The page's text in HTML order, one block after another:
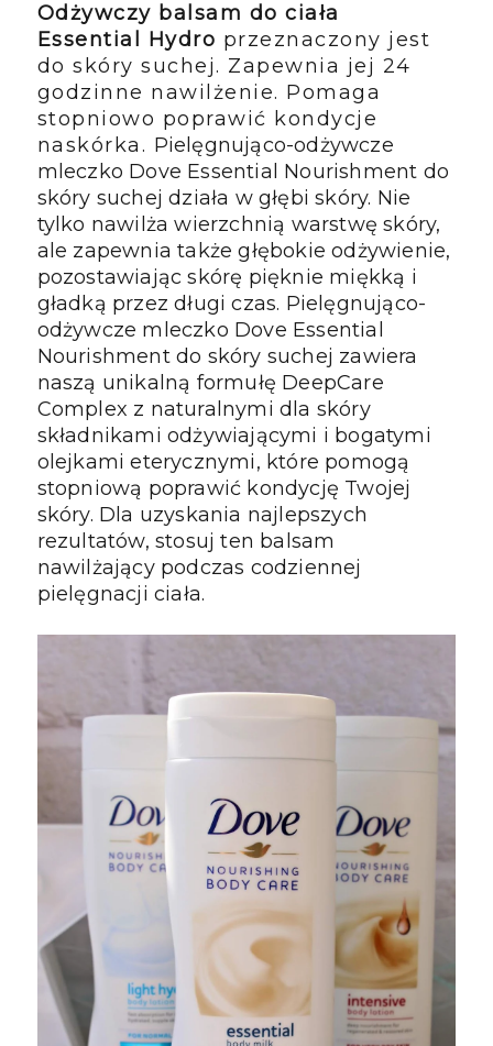
Odżywczy balsam do ciała
Essential Hydro przeznaczony jest
do skóry suchej. Zapewnia jej 24
godzinne nawilżenie. Pomaga
stopniowo poprawić kondycje
naskórka. Pielęgnująco-odżywcze
mleczko Dove Essential Nourishment do
skóry suchej działa w głębi skóry. Nie
tylko nawilża wierzchnią warstwę skóry,
ale zapewnia także głębokie odżywienie,
pozostawiając skórę pięknie miękką i
gładką przez długi czas. Pielęgnująco-
odżywcze mleczko Dove Essential
Nourishment do skóry suchej zawiera
naszą unikalną formułę DeepCare
Complex z naturalnymi dla skóry
składnikami odżywiającymi i bogatymi
olejkami eterycznymi, które pomogą
stopniową poprawić kondycję Twojej
skóry. Dla uzyskania najlepszych
rezultatów, stosuj ten balsam
nawilżający podczas codziennej
pielęgnacji ciała.